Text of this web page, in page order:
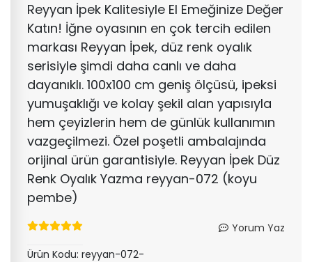
Reyyan İpek Kalitesiyle El Emeğinize Değer
Katın! İğne oyasının en çok tercih edilen
markası Reyyan İpek, düz renk oyalık
serisiyle şimdi daha canlı ve daha
dayanıklı. 100x100 cm geniş ölçüsü, ipeksi
yumuşaklığı ve kolay şekil alan yapısıyla
hem çeyizlerin hem de günlük kullanımın
vazgeçilmezi. Özel poşetli ambalajında
orijinal ürün garantisiyle. Reyyan İpek Düz
Renk Oyalık Yazma reyyan-072 (koyu
pembe)
Yorum Yaz
Ürün Kodu: reyyan-072-